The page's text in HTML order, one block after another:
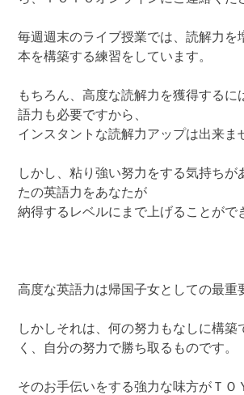
毎週週末のライブ授業では、読解力を
本を構築する練習をしています。
もちろん、高度な読解力を獲得するに
語力も必要ですから、
インスタントな読解力アップは出来ま
しかし、粘り強い努力をする気持ちが
たの英語力をあなたが
納得するレベルにまで上げることがで
高度な英語力は帰国子女としての最重
しかしそれは、何の努力もなしに構築
く、自分の努力で勝ち取るものです。
そのお手伝いをする強力な味方がＴＯ